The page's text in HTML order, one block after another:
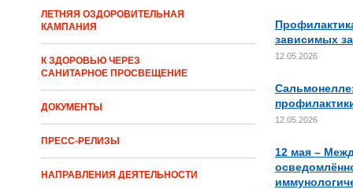
ЛЕТНЯЯ ОЗДОРОВИТЕЛЬНАЯ
КАМПАНИЯ
К ЗДОРОВЬЮ ЧЕРЕЗ
САНИТАРНОЕ ПРОСВЕЩЕНИЕ
ДОКУМЕНТЫ
ПРЕСС-РЕЛИЗЫ
НАПРАВЛЕНИЯ ДЕЯТЕЛЬНОСТИ
зависимых
12.05.2026
12.05.2026
12 мая –